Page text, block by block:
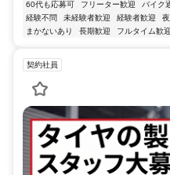
60代も応募可
フリーター歓迎 バイク
経験不問
未経験者歓迎 経験者歓迎
まかないあり
長期歓迎 フルタイム歓迎
契約社員